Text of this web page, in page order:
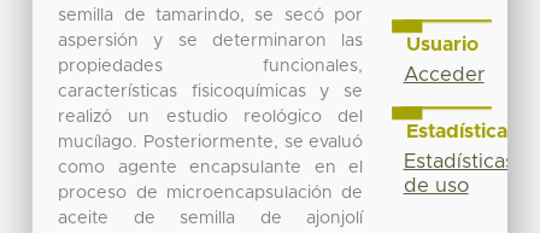
semilla de tamarindo, se secó por
aspersión y se determinaron las
propiedades funcionales,
características fisicoquímicas y se
realizó un estudio reológico del
mucílago. Posteriormente, se evaluó
como agente encapsulante en el
proceso de microencapsulación de
aceite de semilla de ajonjolí
Usuario
Acceder
Estadísticas
Estadísticas
de uso